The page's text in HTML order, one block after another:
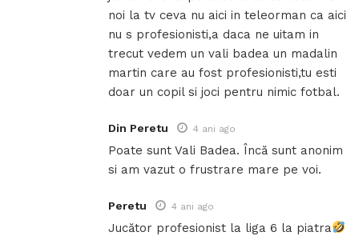
noi la tv ceva nu aici in teleorman ca aici
nu s profesionisti,a daca ne uitam in
trecut vedem un vali badea un madalin
martin care au fost profesionisti,tu esti
doar un copil si joci pentru nimic fotbal.
Din Peretu 4 ani ago
Poate sunt Vali Badea. Încă sunt anonim
si am vazut o frustrare mare pe voi.
Peretu 4 ani ago
Jucător profesionist la liga 6 la piatra